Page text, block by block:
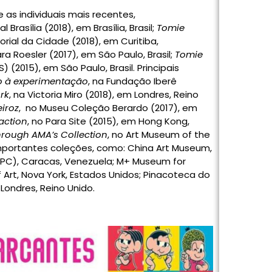
as individuais mais recentes,
Brasília (2018), em Brasília, Brasil; Tomie
da Cidade (2018), em Curitiba,
Roesler (2017), em São Paulo, Brasil; Tomie
(2015), em São Paulo, Brasil. Principais
à experimentação, na Fundação Iberê
, na Victoria Miro (2018), em Londres, Reino
, no Museu Coleção Berardo (2017), em
, no Para Site (2015), em Hong Kong,
AMA’s Collection, no Art Museum of the
coleções, como: China Art Museum,
Caracas, Venezuela; M+ Museum for
Nova York, Estados Unidos; Pinacoteca do
Reino Unido.